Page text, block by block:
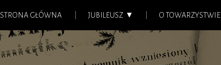
STRONA GŁÓWNA JUBILEUSZ O TOWARZYSTWIE